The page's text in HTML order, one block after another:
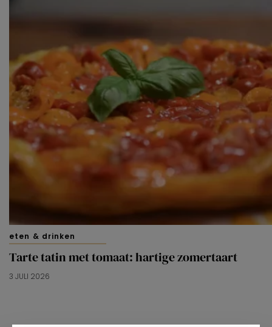
eten & drinken
Tarte tatin met tomaat: hartige zomertaart
3 JULI 2026